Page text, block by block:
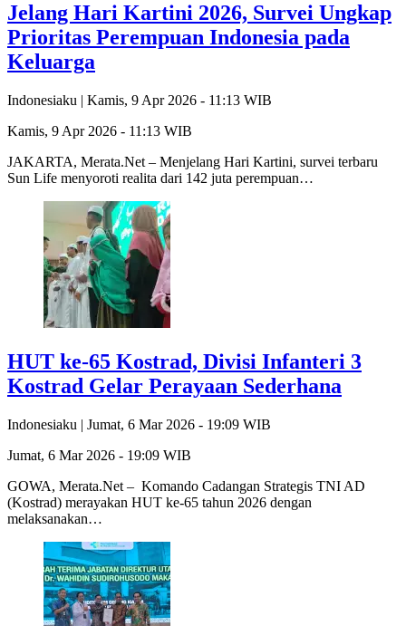
Jelang Hari Kartini 2026, Survei Ungkap
Prioritas Perempuan Indonesia pada
Keluarga
Indonesiaku | Kamis, 9 Apr 2026 - 11:13 WIB
Kamis, 9 Apr 2026 - 11:13 WIB
JAKARTA, Merata.Net – Menjelang Hari Kartini, survei terbaru
Sun Life menyoroti realita dari 142 juta perempuan…
HUT ke-65 Kostrad, Divisi Infanteri 3
Kostrad Gelar Perayaan Sederhana
Indonesiaku | Jumat, 6 Mar 2026 - 19:09 WIB
Jumat, 6 Mar 2026 - 19:09 WIB
GOWA, Merata.Net – Komando Cadangan Strategis TNI AD
(Kostrad) merayakan HUT ke-65 tahun 2026 dengan
melaksanakan…